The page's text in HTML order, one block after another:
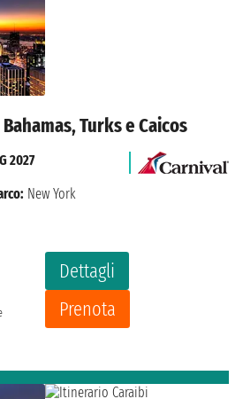
Turks e Caicos
Dettagli
Prenota
2027
New York